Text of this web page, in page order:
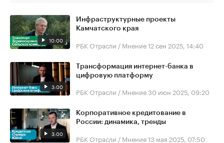
10:00
Инфраструктурные проекты
Камчатского края
РБК Отрасли / Мнение12 сен 2025, 14:40
3:00
Трансформация интернет-банка в
цифровую платформу
РБК Отрасли / Мнение30 июн 2025, 09:20
3:00
Корпоративное кредитование в
России: динамика, тренды
РБК Отрасли / Мнение13 мая 2025, 07:50